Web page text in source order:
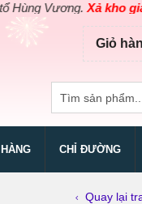
Vương.Xả kho giá Sốc
Giỏ
CHỈ ĐƯỜNG
Quay lại